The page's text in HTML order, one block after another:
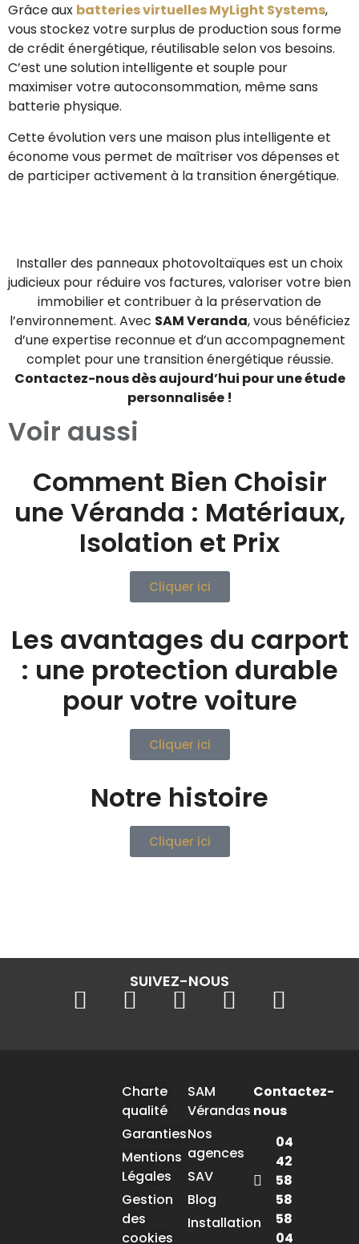
Grâce aux batteries virtuelles MyLight Systems,
vous stockez votre surplus de production sous forme
de crédit énergétique, réutilisable selon vos besoins.
C’est une solution intelligente et souple pour
maximiser votre autoconsommation, même sans
batterie physique.
Cette évolution vers une maison plus intelligente et
économe vous permet de maîtriser vos dépenses et
de participer activement à la transition énergétique.
Installer des panneaux photovoltaïques est un choix
judicieux pour réduire vos factures, valoriser votre bien
immobilier et contribuer à la préservation de
l’environnement. Avec SAM Veranda, vous bénéficiez
d’une expertise reconnue et d’un accompagnement
complet pour une transition énergétique réussie.
Contactez-nous dès aujourd’hui pour une étude
personnalisée !
Voir aussi
Comment Bien Choisir
une Véranda : Matériaux,
Isolation et Prix
Cliquer ici
Les avantages du carport
: une protection durable
pour votre voiture
Cliquer ici
Notre histoire
Cliquer ici
SUIVEZ-NOUS
Charte
qualité
Garanties
Mentions
Légales
Gestion
des
cookies
SAM
Vérandas
Nos
agences
SAV
Blog
Installation
Contactez-
nous
04
42
58
58
58
04